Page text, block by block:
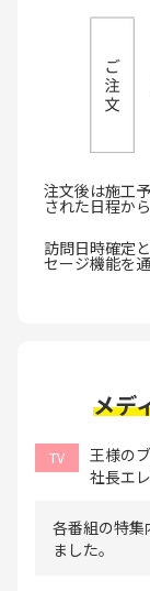
注文後は施工
された日程か
訪問日時確定
セージ機能を
メデ
TV
王様の
社長エ
各番組の特
ました。